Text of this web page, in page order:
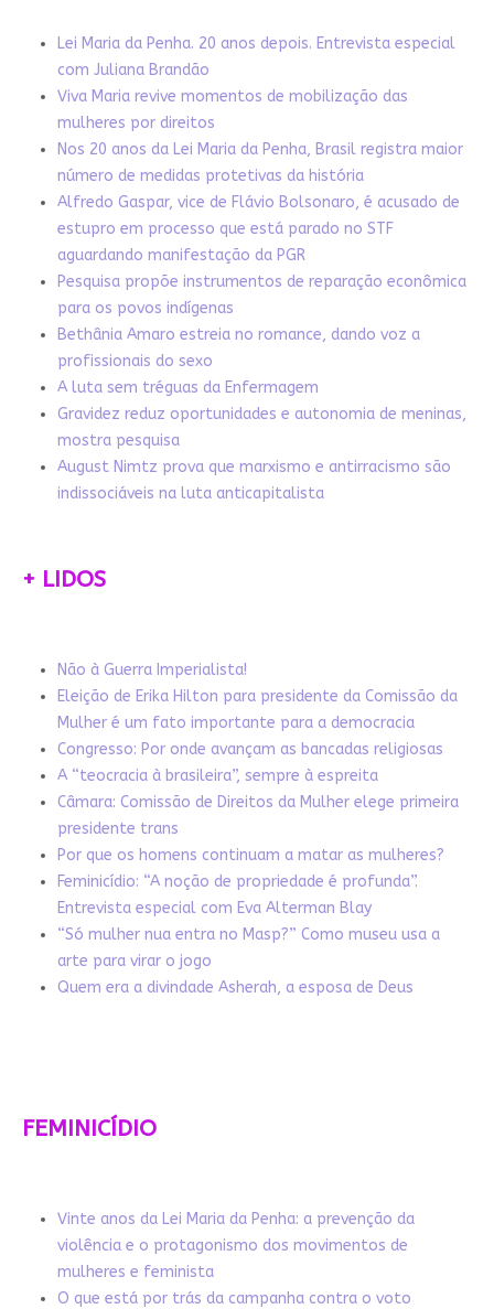
Lei Maria da Penha. 20 anos depois. Entrevista especial
com Juliana Brandão
Viva Maria revive momentos de mobilização das
mulheres por direitos
Nos 20 anos da Lei Maria da Penha, Brasil registra maior
número de medidas protetivas da história
Alfredo Gaspar, vice de Flávio Bolsonaro, é acusado de
estupro em processo que está parado no STF
aguardando manifestação da PGR
Pesquisa propõe instrumentos de reparação econômica
para os povos indígenas
Bethânia Amaro estreia no romance, dando voz a
profissionais do sexo
A luta sem tréguas da Enfermagem
Gravidez reduz oportunidades e autonomia de meninas,
mostra pesquisa
August Nimtz prova que marxismo e antirracismo são
indissociáveis na luta anticapitalista
+ LIDOS
Não à Guerra Imperialista!
Eleição de Erika Hilton para presidente da Comissão da
Mulher é um fato importante para a democracia
Congresso: Por onde avançam as bancadas religiosas
A “teocracia à brasileira”, sempre à espreita
Câmara: Comissão de Direitos da Mulher elege primeira
presidente trans
Por que os homens continuam a matar as mulheres?
Feminicídio: “A noção de propriedade é profunda”.
Entrevista especial com Eva Alterman Blay
“Só mulher nua entra no Masp?” Como museu usa a
arte para virar o jogo
Quem era a divindade Asherah, a esposa de Deus
FEMINICÍDIO
Vinte anos da Lei Maria da Penha: a prevenção da
violência e o protagonismo dos movimentos de
mulheres e feminista
O que está por trás da campanha contra o voto